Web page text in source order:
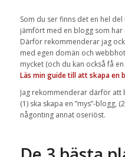
Som du ser finns det en hel
jämfört med en blogg som
Därför rekommenderar jag
med egen domän och
mycket (och du kan också få
Läs min guide till att skapa en
Jag rekommenderar därför att
(1) ska skapa en ”mys”-blogg,
någonting annat oseriöst.